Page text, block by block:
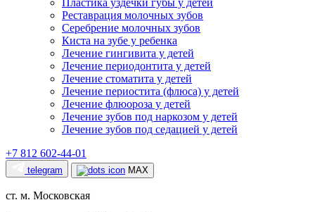
Пластика уздечки губы у детей
Реставрация молочных зубов
Серебрение молочных зубов
Киста на зубе у ребенка
Лечение гингивита у детей
Лечение периодонтита у детей
Лечение стоматита у детей
Лечение периостита (флюса) у детей
Лечение флюороза у детей
Лечение зубов под наркозом у детей
Лечение зубов под седацией у детей
+7 812 602-44-01
telegram MAX
ст. м. Московская